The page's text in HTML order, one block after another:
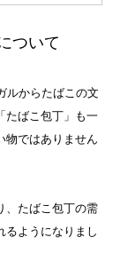
ついて
ルからたばこの文
たばこ包丁」も一
物ではありません
、たばこ包丁の需
るようになりまし